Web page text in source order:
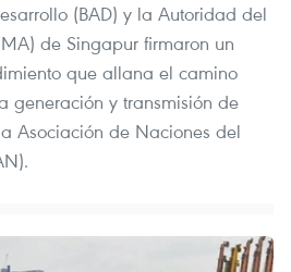
(BAD) y la Autoridad del
de Singapur firmaron un
que allana el camino
generación y transmisión de
Asociación de Naciones del